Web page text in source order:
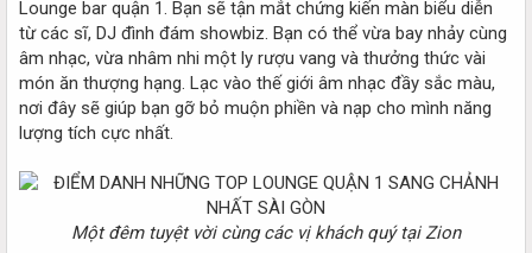
Lounge bar quận 1. Bạn sẽ tận mắt chứng kiến màn biểu diễn
từ các sĩ, DJ đình đám showbiz. Bạn có thể vừa bay nhảy cùng
âm nhạc, vừa nhâm nhi một ly rượu vang và thưởng thức vài
món ăn thượng hạng. Lạc vào thế giới âm nhạc đầy sắc màu,
nơi đây sẽ giúp bạn gỡ bỏ muộn phiền và nạp cho mình năng
lượng tích cực nhất.
Một đêm tuyệt vời cùng các vị khách quý tại Zion